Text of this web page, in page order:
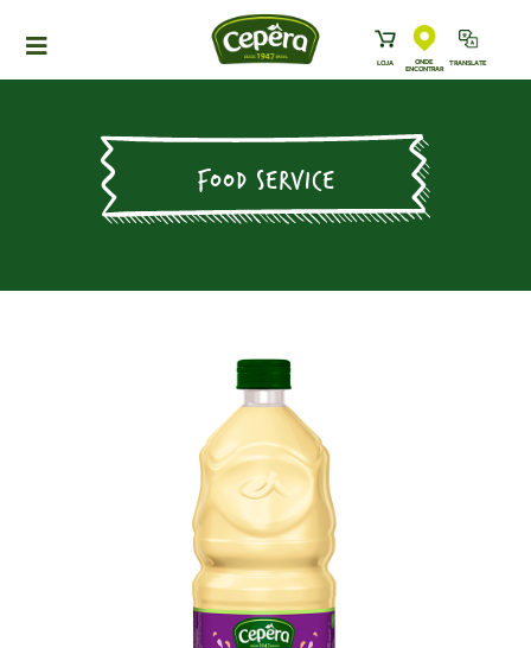
LOJA
ONDE
ENCONTRAR
TRANSLATE
PRODUTOS
RECEITAS
TRABALHE CONOSCO
FOOD SERVICE